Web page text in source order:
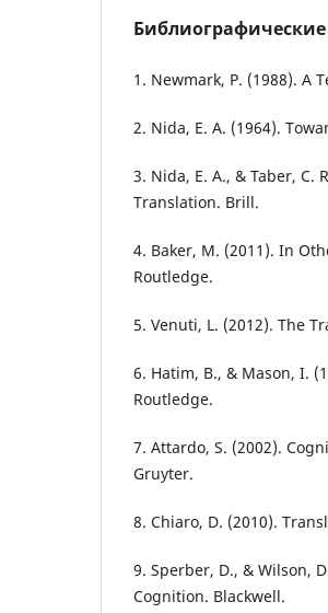
1. Newmark, P. (1988). A
2. Nida, E. A. (1964).
3. Nida, E. A., & Taber, C.
Translation. Brill.
4. Baker, M. (2011). In
Routledge.
5. Venuti, L. (2012). The
6. Hatim, B., & Mason, I.
Routledge.
7. Attardo, S. (2002).
Gruyter.
8. Chiaro, D. (2010).
9. Sperber, D., & Wilson,
Cognition. Blackwell.